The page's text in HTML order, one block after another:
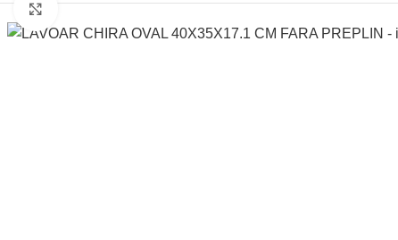
Click to enlarge